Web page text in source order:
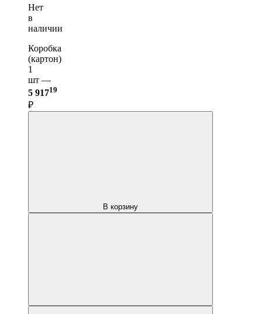
Нет
в
наличии
Коробка
(картон)
1
шт —
5 91719
₽
В корзину